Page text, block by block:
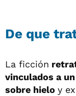
De que
La ficción
vinculados a
sobre hielo y